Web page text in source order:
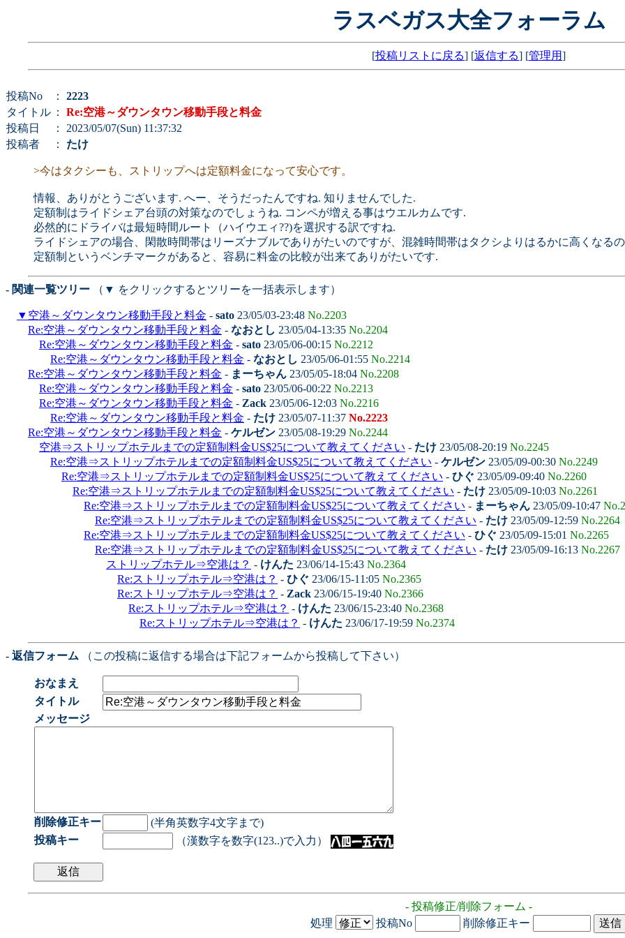
ラスベガス大全フォーラム
[投稿リストに戻る] [返信する] [管理用]
投稿No ： 2223
タイトル ： Re:空港～ダウンタウン移動手段と料金
投稿日
： 2023/05/07(Sun) 11:37:32
投稿者
： たけ
>今はタクシーも、ストリップへは定額料金になって安心です。
情報、ありがとうございます. へー、そうだったんですね. 知りませんでした.
定額制はライドシェア台頭の対策なのでしょうね. コンペが増える事はウエルカムです.
必然的にドライバは最短時間ルート（ハイウエィ??)を選択する訳ですね.
ライドシェアの場合、閑散時間帯はリーズナブルでありがたいのですが、混雑時間帯はタクシよりはるかに高くなる
定額制というベンチマークがあると、容易に料金の比較が出来てありがたいです.
- 関連一覧ツリー （▼ をクリックするとツリーを一括表示します）
▼ 空港～ダウンタウン移動手段と料金 - sato 23/05/03-23:48 No.2203
Re:空港～ダウンタウン移動手段と料金 - なおとし 23/05/04-13:35 No.2204
Re:空港～ダウンタウン移動手段と料金 - sato 23/05/06-00:15 No.2212
Re:空港～ダウンタウン移動手段と料金 - なおとし 23/05/06-01:55 No.2214
Re:空港～ダウンタウン移動手段と料金 - まーちゃん 23/05/05-18:04 No.2208
Re:空港～ダウンタウン移動手段と料金 - sato 23/05/06-00:22 No.2213
Re:空港～ダウンタウン移動手段と料金 - Zack 23/05/06-12:03 No.2216
Re:空港～ダウンタウン移動手段と料金 - たけ 23/05/07-11:37 No.2223
Re:空港～ダウンタウン移動手段と料金 - ケルゼン 23/05/08-19:29 No.2244
空港⇒ストリップホテルまでの定額制料金US$25について教えてください - たけ 23/05/08-20:19 No.2245
Re:空港⇒ストリップホテルまでの定額制料金US$25について教えてください - ケルゼン 23/05/09-00:30 No.2249
Re:空港⇒ストリップホテルまでの定額制料金US$25について教えてください - ひぐ 23/05/09-09:40 No.2260
Re:空港⇒ストリップホテルまでの定額制料金US$25について教えてください - たけ 23/05/09-10:03 No.2261
Re:空港⇒ストリップホテルまでの定額制料金US$25について教えてください - まーちゃん 23/05/09-10:47
Re:空港⇒ストリップホテルまでの定額制料金US$25について教えてください - たけ 23/05/09-12:59 No.2264
Re:空港⇒ストリップホテルまでの定額制料金US$25について教えてください - ひぐ 23/05/09-15:01 No.2265
Re:空港⇒ストリップホテルまでの定額制料金US$25について教えてください - たけ 23/05/09-16:13 No.2267
ストリップホテル⇒空港は？ - けんた 23/06/14-15:43 No.2364
Re:ストリップホテル⇒空港は？ - ひぐ 23/06/15-11:05 No.2365
Re:ストリップホテル⇒空港は？ - Zack 23/06/15-19:40 No.2366
Re:ストリップホテル⇒空港は？ - けんた 23/06/15-23:40 No.2368
Re:ストリップホテル⇒空港は？ - けんた 23/06/17-19:59 No.2374
- 返信フォーム （この投稿に返信する場合は下記フォームから投稿して下さい）
おなまえ
タイトル
メッセージ
削除修正キー
(半角英数字4文字まで)
投稿キー
（漢数字を数字(123..)で入力）
- 投稿修正/削除フォーム -
処理
投稿No 削除修正キー